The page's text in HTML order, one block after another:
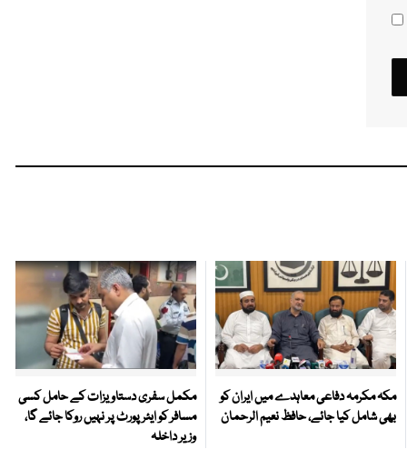
مکہ مکرمہ دفاعی معاہدے میں ایران کو
بھی شامل کیا جائے، حافظ نعیم الرحمان
مکمل سفری دستاویزات کے حامل کسی
مسافر کو ایئرپورٹ پر نہیں روکا جائے گا،
وزیر داخلہ